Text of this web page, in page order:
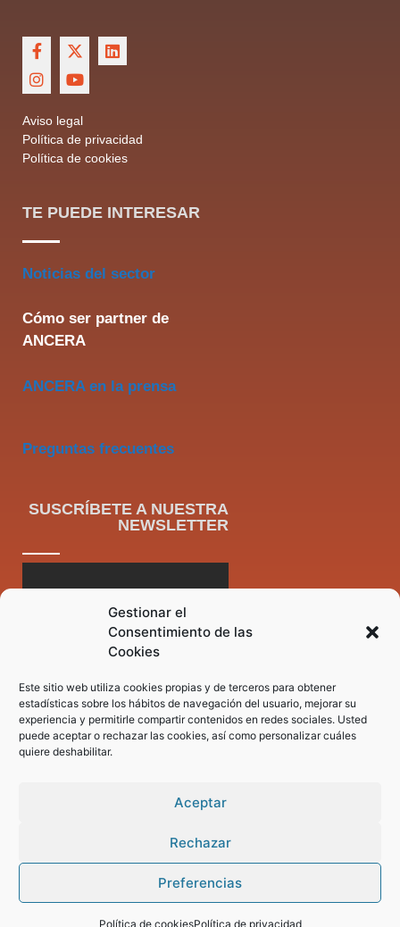
Gestionar el
Consentimiento de las
Cookies
Este sitio web utiliza cookies propias y de terceros para obtener
estadísticas sobre los hábitos de navegación del usuario, mejorar su
experiencia y permitirle compartir contenidos en redes sociales. Usted
puede aceptar o rechazar las cookies, así como personalizar cuáles
quiere deshabilitar.
Aceptar
Rechazar
Preferencias
Política de cookiesPolítica de privacidad
Aviso legal
Política de privacidad
Política de cookies
TE PUEDE INTERESAR
Noticias del sector
Cómo ser partner de
ANCERA
ANCERA en la prensa
Preguntas frecuentes
SUSCRÍBETE A NUESTRA
NEWSLETTER